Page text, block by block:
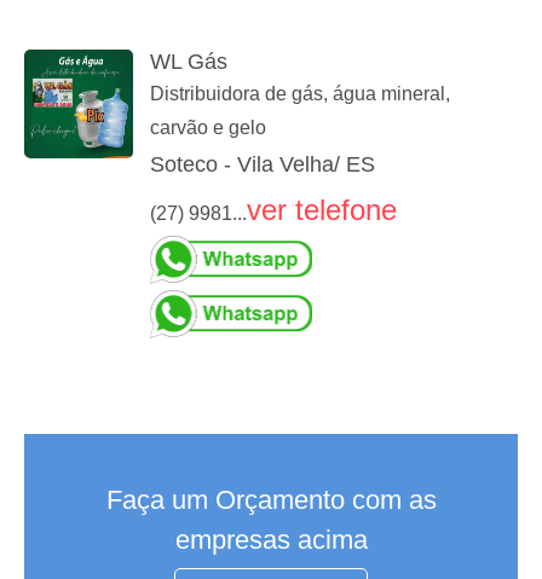
WL Gás
Distribuidora de gás, água mineral,
carvão e gelo
Soteco - Vila Velha/ ES
(27) 9981...ver telefone
Faça um Orçamento com as
empresas acima